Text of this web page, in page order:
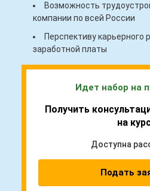
Возможность
компании по всей России
Перспективу карьерного
заработной платы
Идет набор на
Получить
на
Доступна
Подать